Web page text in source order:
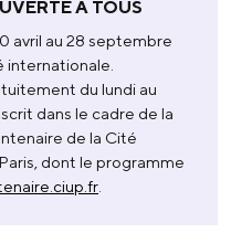
À TOUS
avril au 28 septembre
internationale.
du lundi au
dans le cadre de la
de la Cité
dont le programme